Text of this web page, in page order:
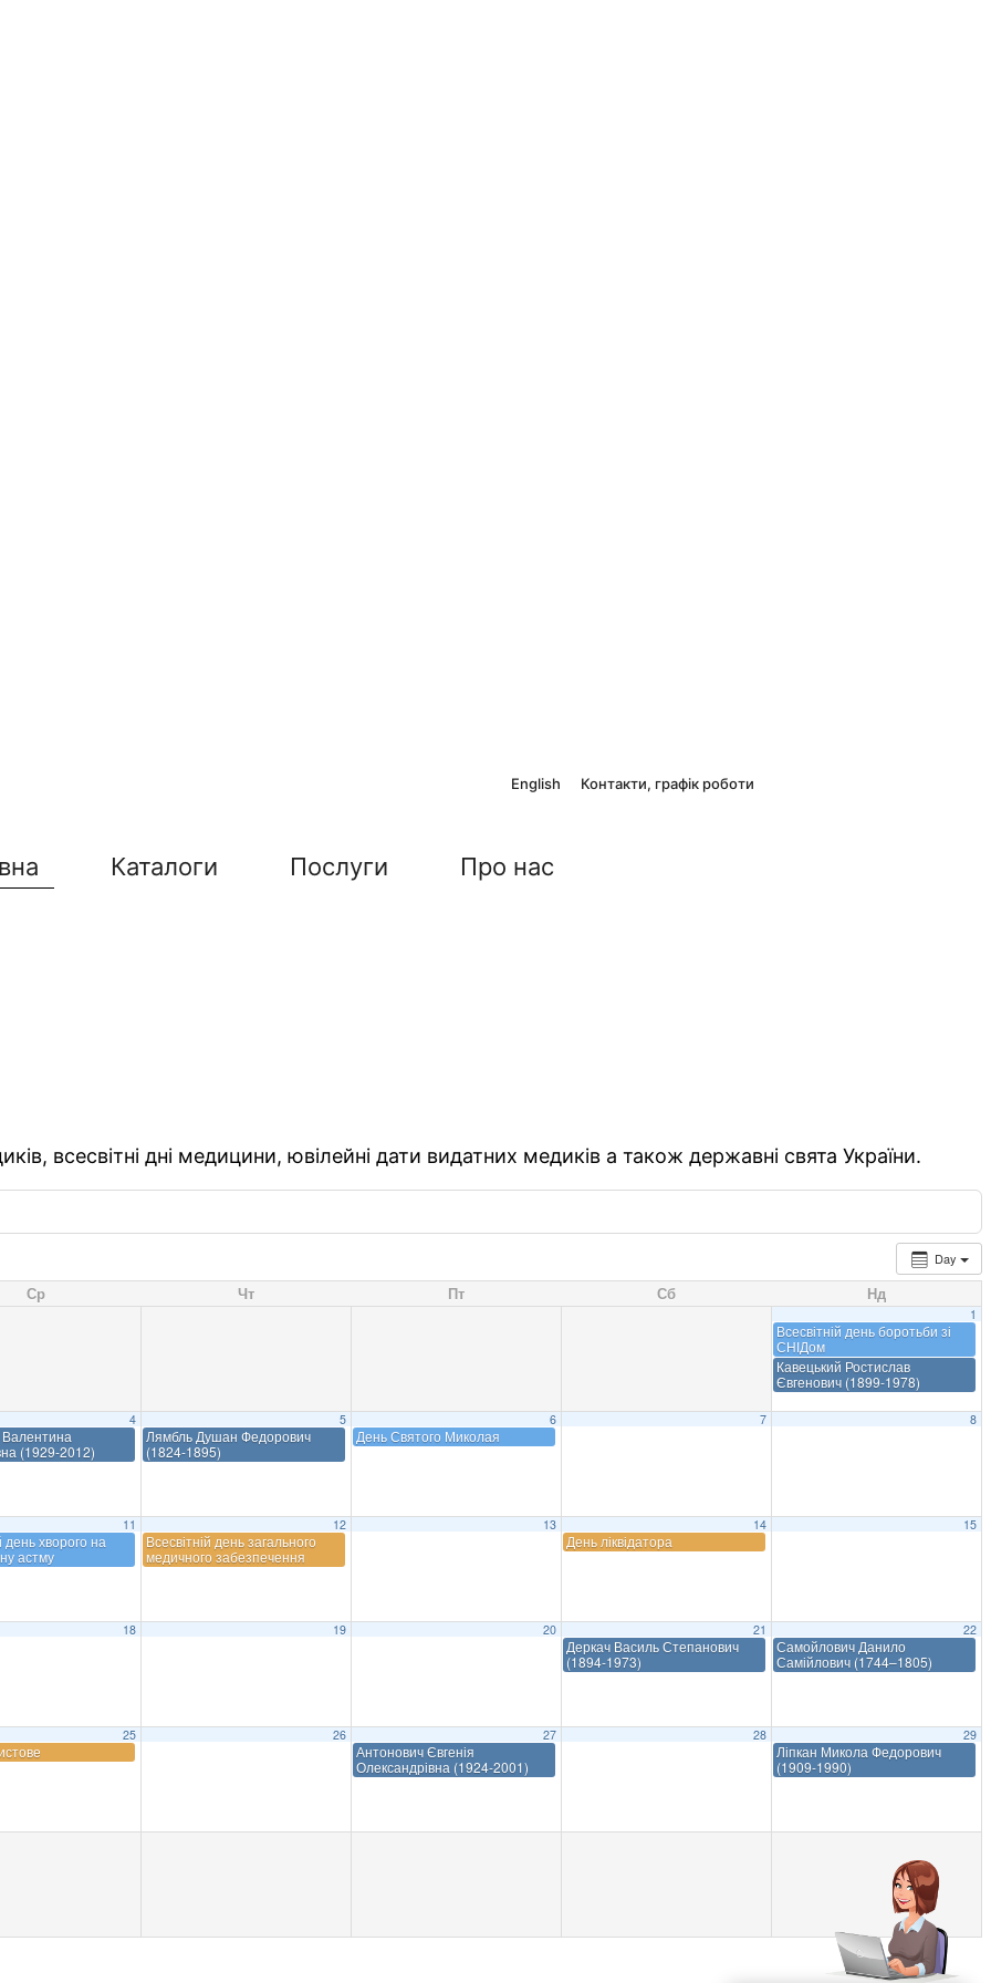
English Контакти, графік роботи
Каталоги Послуги Про нас
всесвітні дні медицини, ювілейні дати видатних медиків а також державні свята України.
Day
Ср Чт Пт Сб Нд
1
Всесвітній день боротьби зі
СНІДом
Кавецький Ростислав
Євгенович (1899-1978)
4
(1929-2012)
5
Лямбль Душан Федорович
(1824-1895)
6
День Святого Миколая
7 8
11
день хворого на
астму
12
Всесвітній день загального
медичного забезпечення
13 14
День ліквідатора
15
18 19 20 21
Деркач Василь Степанович
(1894-1973)
22
Самойлович Данило
Самійлович (1744–1805)
25 26 27
Антонович Євгенія
Олександрівна (1924-2001)
28 29
Ліпкан Микола Федорович
(1909-1990)